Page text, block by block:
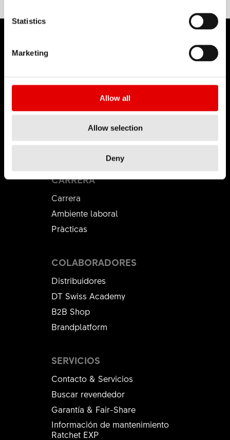
Statistics
Marketing
Allow all
Allow selection
Deny
DT SWISS
Sobre nosotros
Misión
DT Swiss Global
Falsificación
CARRERA
Carrera
Ambiente laboral
Pràcticas
SERVICIOS
Contacto & Servicios
Buscar revendedor
Garantía & Fair-Share
Información de mantenimiento
Ratchet EXP
COLABORADORES
Distribuidores
DT Swiss Academy
B2B Shop
Brandplatform